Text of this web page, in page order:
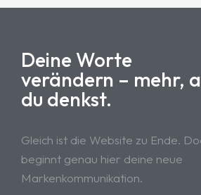
Deine Worte
verändern – mehr,
du denkst.
Gleich ist die Website zu Ende.
beginnt genau hier deine neue
Markenkommunikation.